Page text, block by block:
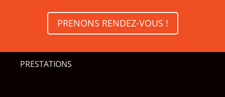
PRENONS RENDEZ-VOUS !
PRESTATIONS